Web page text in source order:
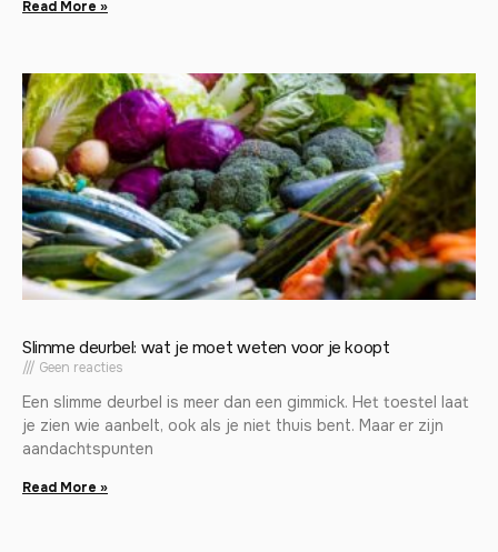
Read More »
Slimme deurbel: wat je moet weten voor je koopt
Geen reacties
Een slimme deurbel is meer dan een gimmick. Het toestel laat
je zien wie aanbelt, ook als je niet thuis bent. Maar er zijn
aandachtspunten
Read More »